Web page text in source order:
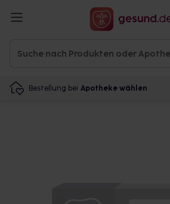
Bestellung bei Apotheke wählen